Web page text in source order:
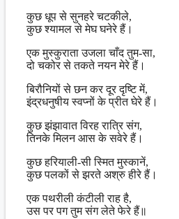
कुछ धूप से सुनहरे चटकीले,
कुछ श्यामल से मेघ घनेरे हैं।
एक मुस्कुराता उजला चाँद तुम-सा,
दो चकोर से तकते नयन मेरे हैं।
बिरौनियों से छन कर दूर दृष्टि में,
इंद्रधनुषीय स्वप्नों के प्रीत घेरे हैं।
कुछ झंझावात विरह रात्रि संग,
तिनके मिलन आस के सवेरे हैं।
कुछ हरियाली-सी स्मित मुस्कानें,
कुछ पलकों से झरते अश्रु हीरे हैं।
एक पथरीली कंटीली राह है,
उस पर पग तुम संग लेते फेरे हैं॥